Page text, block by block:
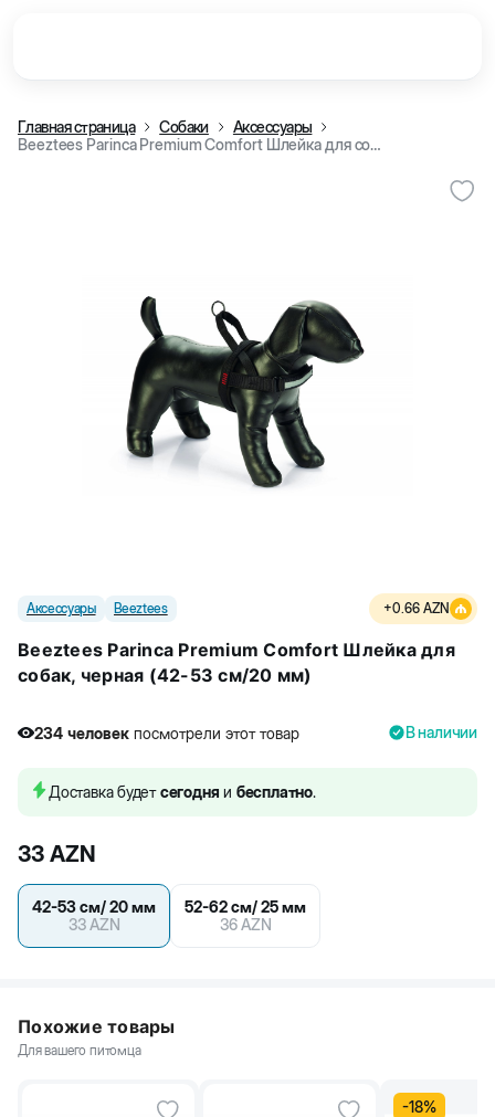
Главная страница Собаки
Аксессуары
Beeztees Parinca Premium Comfort Шлейка для собак, черная (42-53 см/20 мм)
Аксессуары Beeztees +0.66 AZN
Beeztees Parinca Premium Comfort Шлейка для
собак, черная (42-53 см/20 мм)
234 человек посмотрели этот товар В наличии
Доставка будетсегодня и бесплатно.
33 AZN
42-53 см/ 20 мм
33 AZN
52-62 см/ 25 мм
36 AZN
Похожие товары
Для вашего питомца
-18%